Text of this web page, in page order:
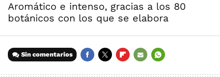
Aromático e intenso, gracias a los 80
botánicos con los que se elabora
Sin comentarios